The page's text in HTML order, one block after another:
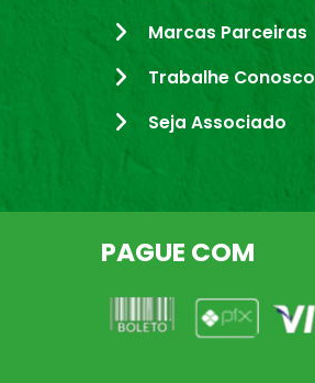
Marcas Parceiras
Trabalhe Conosco
Seja Associado
PAGUE COM